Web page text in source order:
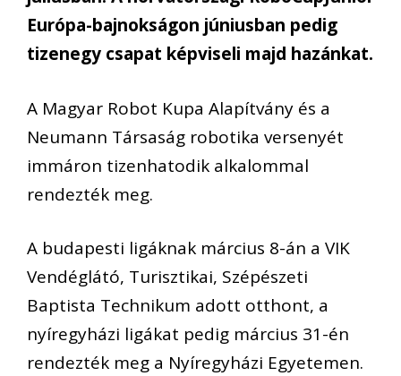
Európa-bajnokságon júniusban pedig
tizenegy csapat képviseli majd hazánkat.
A Magyar Robot Kupa Alapítvány és a
Neumann Társaság robotika versenyét
immáron tizenhatodik alkalommal
rendezték meg.
A budapesti ligáknak március 8-án a VIK
Vendéglátó, Turisztikai, Szépészeti
Baptista Technikum adott otthont, a
nyíregyházi ligákat pedig március 31-én
rendezték meg a Nyíregyházi Egyetemen.